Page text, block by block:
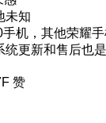
未知
机，其他荣耀
统更新和售后也
赞